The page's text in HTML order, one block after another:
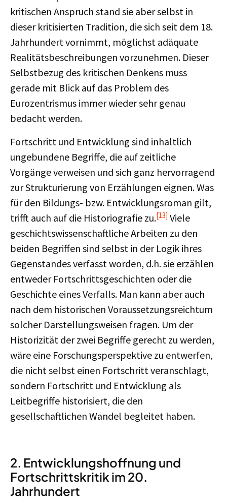
kritischen Anspruch stand sie aber selbst in
dieser kritisierten Tradition, die sich seit dem 18.
Jahrhundert vornimmt, möglichst adäquate
Realitätsbeschreibungen vorzunehmen. Dieser
Selbstbezug des kritischen Denkens muss
gerade mit Blick auf das Problem des
Eurozentrismus immer wieder sehr genau
bedacht werden.
Fortschritt und Entwicklung sind inhaltlich
ungebundene Begriffe, die auf zeitliche
Vorgänge verweisen und sich ganz hervorragend
zur Strukturierung von Erzählungen eignen. Was
für den Bildungs- bzw. Entwicklungsroman gilt,
trifft auch auf die Historiografie zu.[13] Viele
geschichtswissenschaftliche Arbeiten zu den
beiden Begriffen sind selbst in der Logik ihres
Gegenstandes verfasst worden, d.h. sie erzählen
entweder Fortschrittsgeschichten oder die
Geschichte eines Verfalls. Man kann aber auch
nach dem historischen Voraussetzungsreichtum
solcher Darstellungsweisen fragen. Um der
Historizität der zwei Begriffe gerecht zu werden,
wäre eine Forschungsperspektive zu entwerfen,
die nicht selbst einen Fortschritt veranschlagt,
sondern Fortschritt und Entwicklung als
Leitbegriffe historisiert, die den
gesellschaftlichen Wandel begleitet haben.
2. Entwicklungshoffnung und
Fortschrittskritik im 20.
Jahrhundert